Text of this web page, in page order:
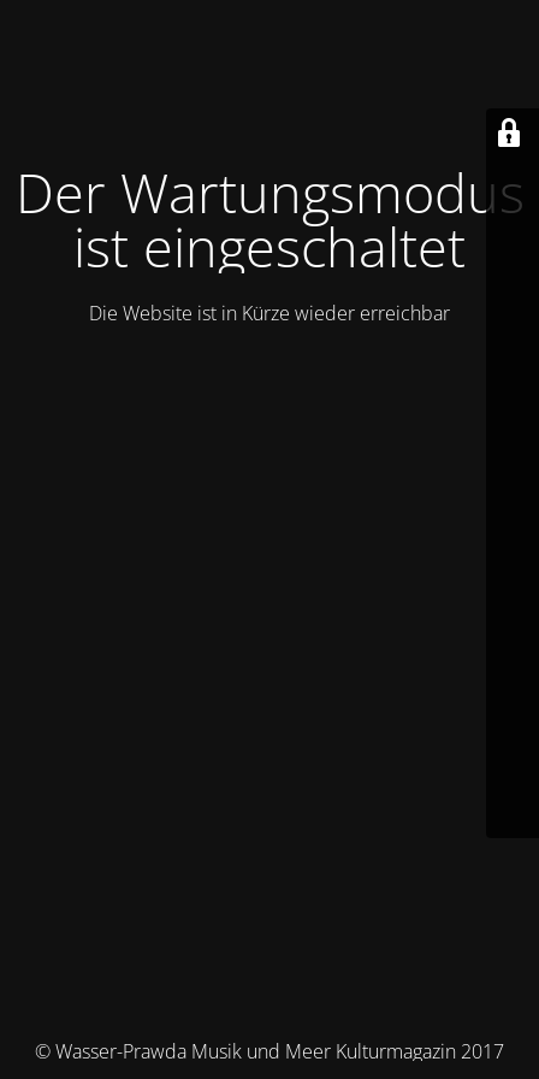
Der Wartungsmodus
ist eingeschaltet
Die Website ist in Kürze wieder erreichbar
© Wasser-Prawda Musik und Meer Kulturmagazin 2017